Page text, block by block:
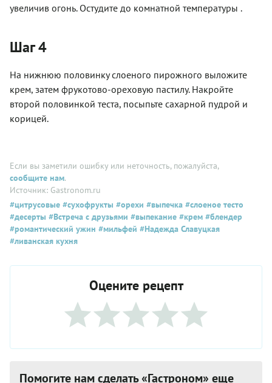
увеличив огонь. Остудите до комнатной температуры .
Шаг 4
На нижнюю половинку слоеного пирожного выложите
крем, затем фрукотово-ореховую пастилу. Накройте
второй половинкой теста, посыпьте сахарной пудрой и
корицей.
Если вы заметили ошибку или неточность, пожалуйста,
сообщите нам.
Источник: Gastronom.ru
#цитрусовые #сухофрукты #орехи #выпечка #слоеное тесто
#десерты #Встреча с друзьями #выпекание #крем #блендер
#романтический ужин #мильфей #Надежда Славуцкая
#ливанская кухня
Оцените рецепт
Помогите нам сделать «Гастроном» еще